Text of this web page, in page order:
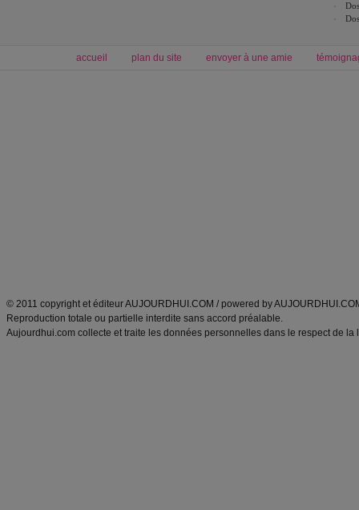
accueil plan du site envoyer à une amie
© 2011 copyright et éditeur AUJOURDHUI.COM / powered by
Reproduction totale ou partielle interdite sans accord préalable.
Aujourdhui.com collecte et traite les données personnelles dans le respect de